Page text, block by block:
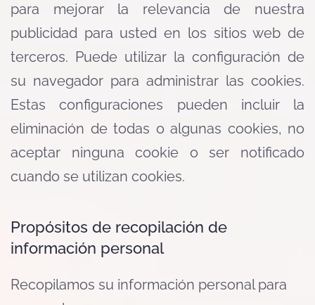
para mejorar la relevancia de nuestra
publicidad para usted en los sitios web de
terceros. Puede utilizar la configuración de
su navegador para administrar las cookies.
Estas configuraciones pueden incluir la
eliminación de todas o algunas cookies, no
aceptar ninguna cookie o ser notificado
cuando se utilizan cookies.
Propósitos de recopilación de
información personal
Recopilamos su información personal para